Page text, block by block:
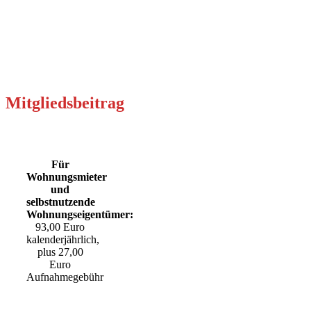
Mitgliedsbeitrag
Für
Wohnungsmieter
und
selbstnutzende
Wohnungseigentümer:
93,00 Euro
kalenderjährlich,
plus 27,00
Euro
Aufnahmegebühr